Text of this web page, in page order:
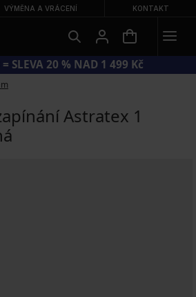
VÝMĚNA A VRÁCENÍ KONTAKT
= SLEVA 20 % NAD 1 499 Kč
Astratex 1